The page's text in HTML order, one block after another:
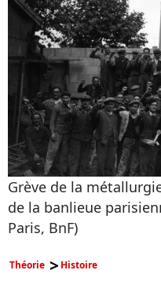
Grève de la
de la banlieue
Paris, BnF)
Théorie Histoire